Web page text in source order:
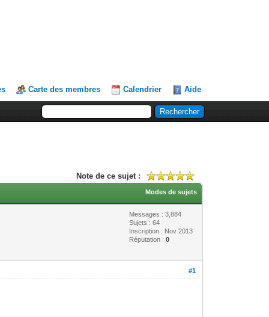
Carte des membres Calendrier Aide
Note de ce sujet :
Modes de sujets
Messages : 3,884
Sujets : 64
Inscription : Nov 2013
Réputation :0
#1